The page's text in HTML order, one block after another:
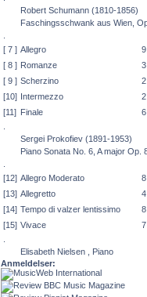
Robert Schumann (1810-1856)
Faschingsschwank aus Wien ,
[ 7 ] Allegro
[ 8 ] Romanze
[ 9 ] Scherzino
[10] Intermezzo
[11] Finale
Sergei Prokofiev (1891-1953)
Piano Sonata No. 6 , A major Op.
[12] Allegro Moderato
[13] Allegretto
[14] Tempo di valzer lentissimo
[15] Vivace
Elisabeth Nielsen , Piano
Anmeldelser: